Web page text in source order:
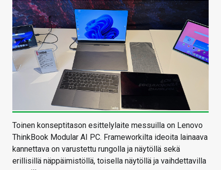
Toinen konseptitason esittelylaite messuilla on Lenovo
ThinkBook Modular AI PC. Frameworkilta ideoita lainaava
kannettava on varustettu rungolla ja näytöllä sekä
erillisillä näppäimistöllä, toisella näytöllä ja vaihdettavilla